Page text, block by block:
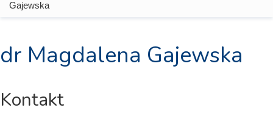
Gajewska
dr Magdalena Gajewska
Kontakt